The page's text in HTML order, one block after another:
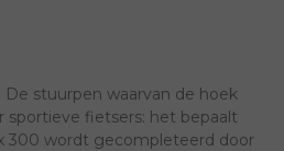
stuurpen waarvan de hoek
fietsers: het bepaalt
300 wordt gecompleteerd door